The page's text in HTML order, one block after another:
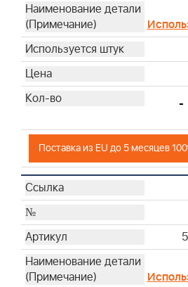
-
Поставка из EU до 5 месяцев